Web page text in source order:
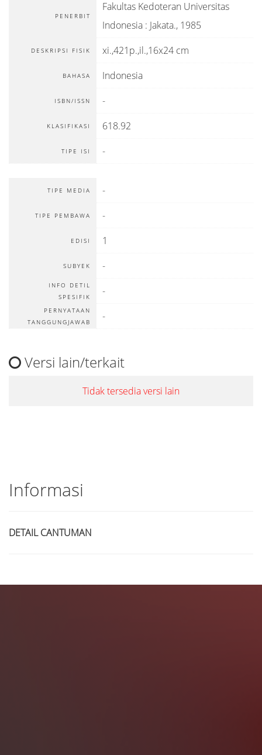
PENERBIT
Fakultas Kedoteran Universitas
Indonesia : Jakata., 1985
DESKRIPSI FISIK xi.,421p.,il.,16x24 cm
BAHASA Indonesia
ISBN/ISSN -
KLASIFIKASI 618.92
TIPE ISI -
TIPE MEDIA -
TIPE PEMBAWA -
EDISI 1
SUBYEK -
INFO DETIL
SPESIFIK
-
PERNYATAAN
TANGGUNGJAWAB
-
Versi lain/terkait
Tidak tersedia versi lain
Informasi
DETAIL CANTUMAN